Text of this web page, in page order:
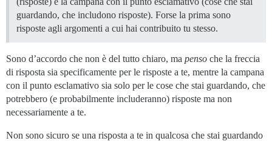
guardando, che includono risposte). Forse la prima sono
risposte agli argomenti a cui hai contribuito tu stesso.
Sono d’accordo che non è del tutto chiaro, ma penso che la freccia
di risposta sia specificamente per le risposte a te, mentre la campana
con il punto esclamativo sia solo per le cose che stai guardando, che
potrebbero (e probabilmente includeranno) risposte ma non
necessariamente a te.
Non sono sicuro se una risposta a te in qualcosa che stai guardando